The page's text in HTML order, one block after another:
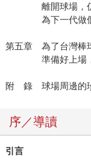
離開球場，仍
為下一代做個
第五章 為了台灣棒
準備好上場，也
附 錄 球場周邊的
序／導讀
引言